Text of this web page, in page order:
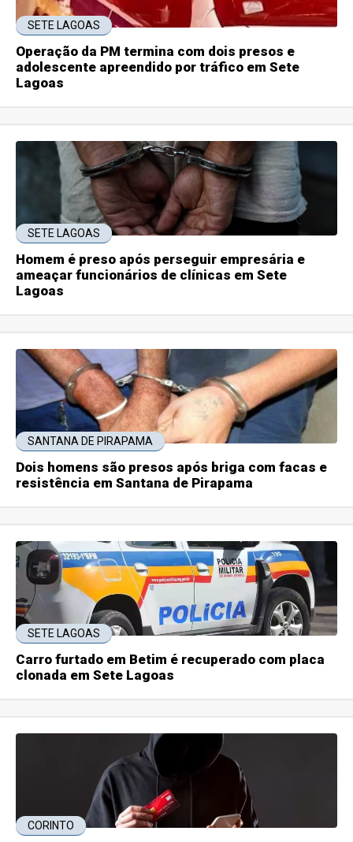
SETE LAGOAS
Operação da PM termina com dois presos e
adolescente apreendido por tráfico em Sete
Lagoas
SETE LAGOAS
Homem é preso após perseguir empresária e
ameaçar funcionários de clínicas em Sete
Lagoas
SANTANA DE PIRAPAMA
Dois homens são presos após briga com facas e
resistência em Santana de Pirapama
SETE LAGOAS
Carro furtado em Betim é recuperado com placa
clonada em Sete Lagoas
CORINTO